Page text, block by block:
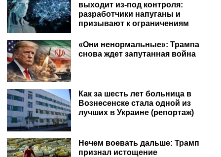
выходит из-под контроля:
разработчики напуганы и
призывают к ограничениям
«Они ненормальные»: Трампа
снова ждет запутанная война
Как за шесть лет больница в
Вознесенске стала одной из
лучших в Украине (репортаж)
Нечем воевать дальше: Трамп
признал истощение